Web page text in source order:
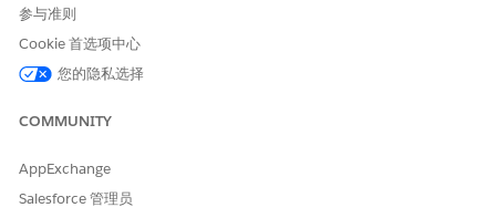
Builder 创建带有连接器的自定义流，这些连接器定义了如何捕获和
满足请求。
参与准则
Cookie 首选项中心
您的隐私选择
COMMUNITY
AppExchange
Salesforce 管理员